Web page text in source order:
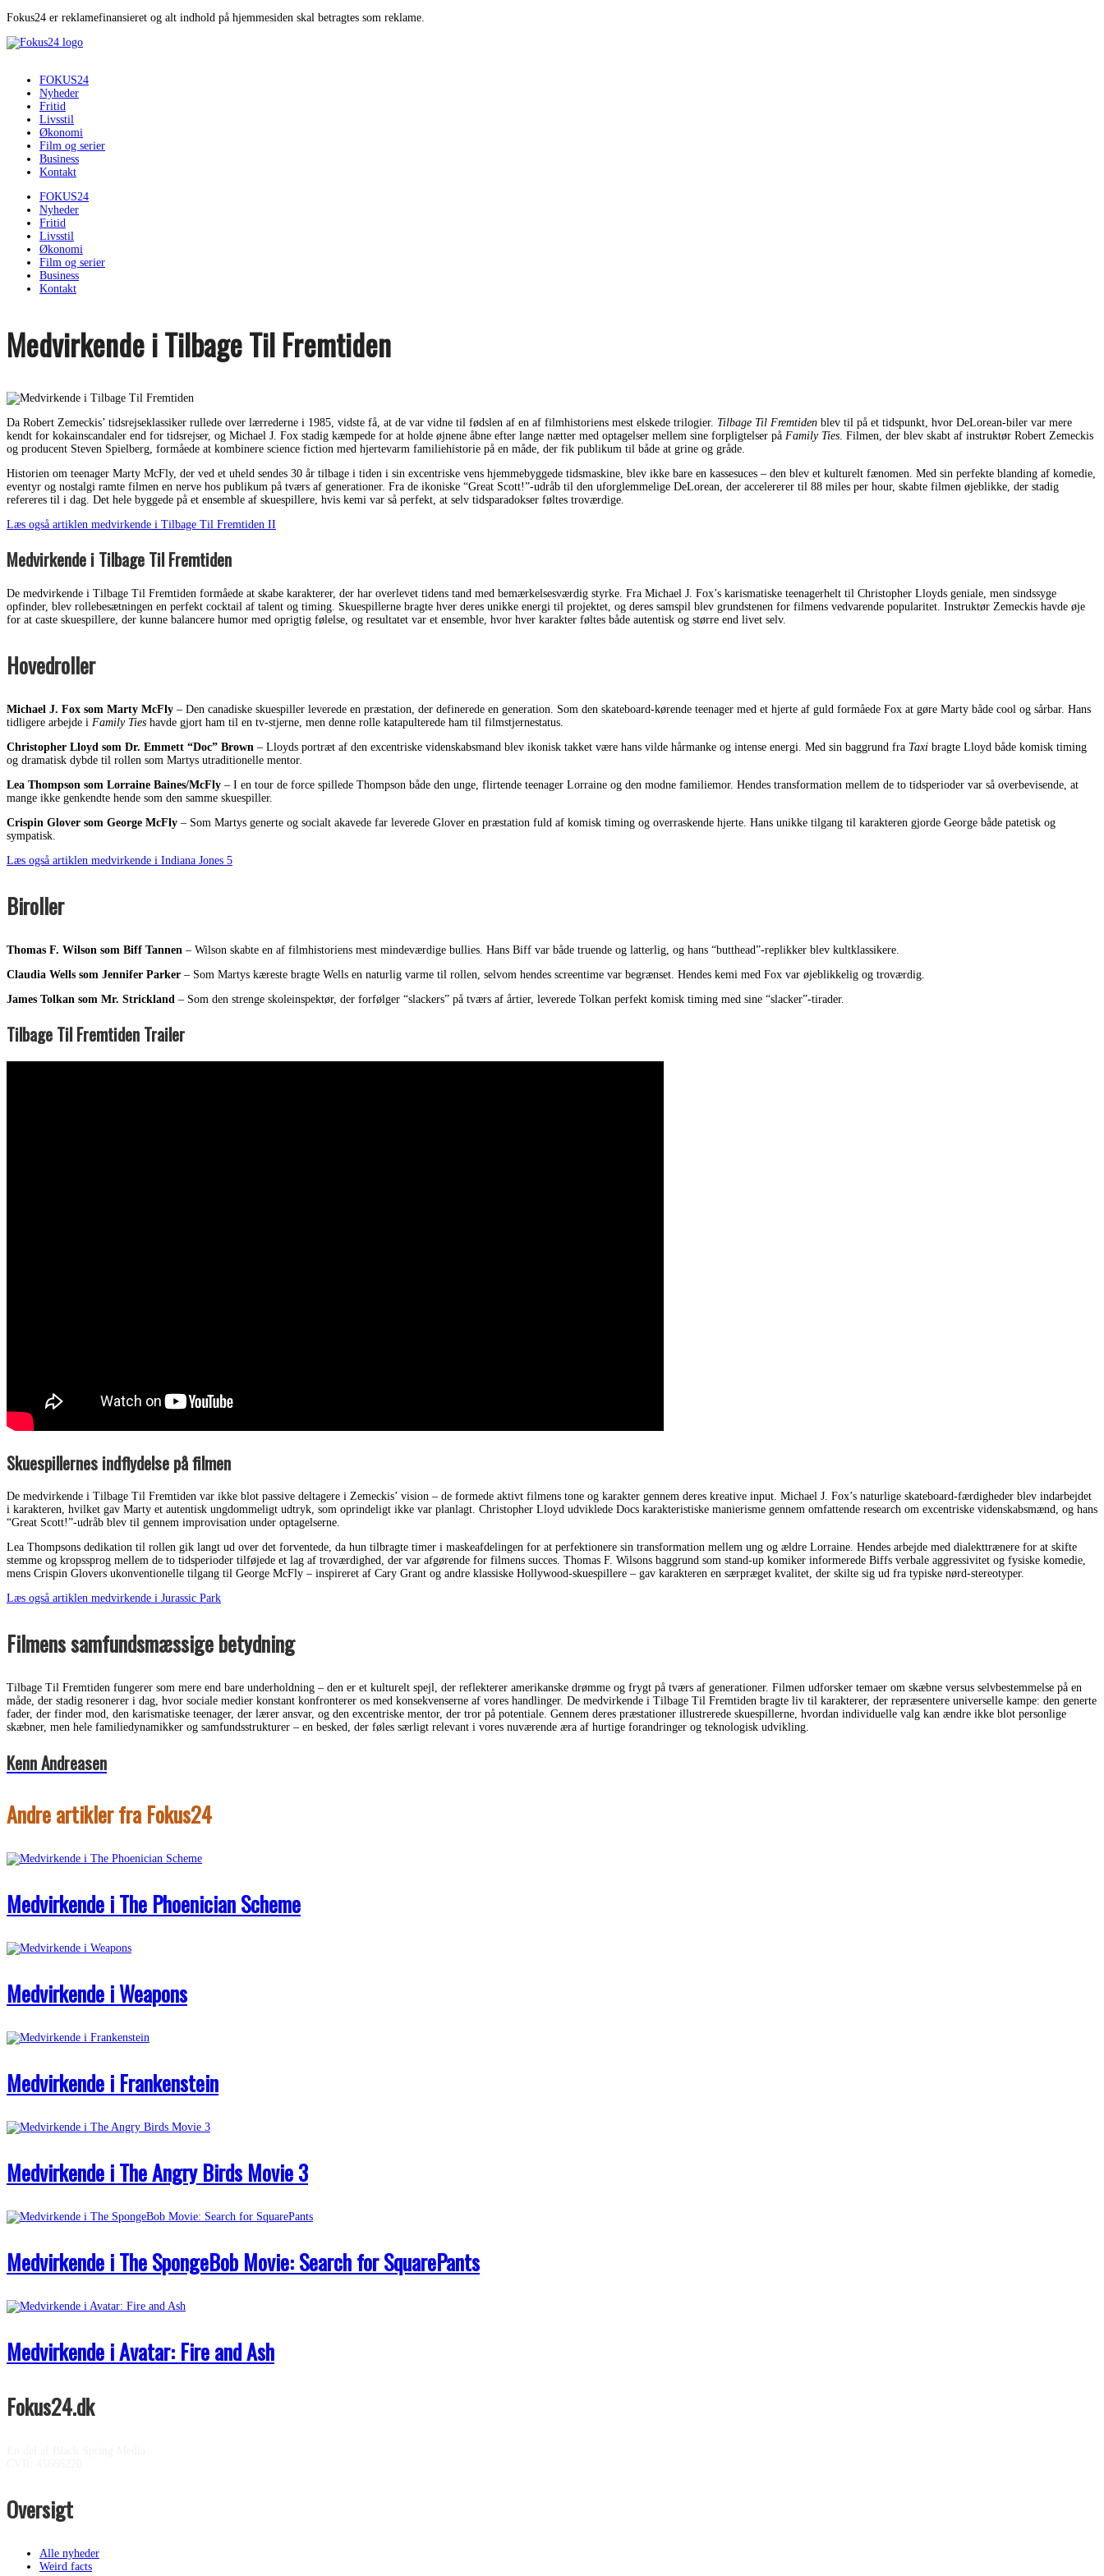
Fokus24 er reklamefinansieret og alt indhold på hjemmesiden skal betragtes som reklame.
FOKUS24
Nyheder
Fritid
Livsstil
Økonomi
Film og serier
Business
Kontakt
FOKUS24
Nyheder
Fritid
Livsstil
Økonomi
Film og serier
Business
Kontakt
Medvirkende i Tilbage Til Fremtiden
Da Robert Zemeckis’ tidsrejseklassiker rullede over lærrederne i 1985, vidste få, at de var vidne til fødslen af en af filmhistoriens mest elskede trilogier. Tilbage Til Fremtiden blev til på et tidspunkt, hvor DeLorean-biler var mere
kendt for kokainscandaler end for tidsrejser, og Michael J. Fox stadig kæmpede for at holde øjnene åbne efter lange nætter med optagelser mellem sine forpligtelser på Family Ties . Filmen, der blev skabt af instruktør Robert Zemeckis
og producent Steven Spielberg, formåede at kombinere science fiction med hjertevarm familiehistorie på en måde, der fik publikum til både at grine og gråde.
Historien om teenager Marty McFly, der ved et uheld sendes 30 år tilbage i tiden i sin excentriske vens hjemmebyggede tidsmaskine, blev ikke bare en kassesuces – den blev et kulturelt fænomen. Med sin perfekte blanding af komedie,
eventyr og nostalgi ramte filmen en nerve hos publikum på tværs af generationer. Fra de ikoniske “Great Scott!”-udråb til den uforglemmelige DeLorean, der accelererer til 88 miles per hour, skabte filmen øjeblikke, der stadig
refereres til i dag. Det hele byggede på et ensemble af skuespillere, hvis kemi var så perfekt, at selv tidsparadokser føltes troværdige.
Læs også artiklen medvirkende i Tilbage Til Fremtiden II
Medvirkende i Tilbage Til Fremtiden
De medvirkende i Tilbage Til Fremtiden formåede at skabe karakterer, der har overlevet tidens tand med bemærkelsesværdig styrke. Fra Michael J. Fox’s karismatiske teenagerhelt til Christopher Lloyds geniale, men sindssyge
opfinder, blev rollebesætningen en perfekt cocktail af talent og timing. Skuespillerne bragte hver deres unikke energi til projektet, og deres samspil blev grundstenen for filmens vedvarende popularitet. Instruktør Zemeckis havde øje
for at caste skuespillere, der kunne balancere humor med oprigtig følelse, og resultatet var et ensemble, hvor hver karakter føltes både autentisk og større end livet selv.
Hovedroller
Michael J. Fox som Marty McFly – Den canadiske skuespiller leverede en præstation, der definerede en generation. Som den skateboard-kørende teenager med et hjerte af guld formåede Fox at gøre Marty både cool og sårbar. Hans
tidligere arbejde i Family Ties havde gjort ham til en tv-stjerne, men denne rolle katapulterede ham til filmstjernestatus.
Christopher Lloyd som Dr. Emmett “Doc” Brown – Lloyds portræt af den excentriske videnskabsmand blev ikonisk takket være hans vilde hårmanke og intense energi. Med sin baggrund fra Taxi bragte Lloyd både komisk timing
og dramatisk dybde til rollen som Martys utraditionelle mentor.
Lea Thompson som Lorraine Baines/McFly – I en tour de force spillede Thompson både den unge, flirtende teenager Lorraine og den modne familiemor. Hendes transformation mellem de to tidsperioder var så overbevisende, at
mange ikke genkendte hende som den samme skuespiller.
Crispin Glover som George McFly – Som Martys generte og socialt akavede far leverede Glover en præstation fuld af komisk timing og overraskende hjerte. Hans unikke tilgang til karakteren gjorde George både patetisk og
sympatisk.
Læs også artiklen medvirkende i Indiana Jones 5
Biroller
Thomas F. Wilson som Biff Tannen – Wilson skabte en af filmhistoriens mest mindeværdige bullies. Hans Biff var både truende og latterlig, og hans “butthead”-replikker blev kultklassikere.
Claudia Wells som Jennifer Parker – Som Martys kæreste bragte Wells en naturlig varme til rollen, selvom hendes screentime var begrænset. Hendes kemi med Fox var øjeblikkelig og troværdig.
James Tolkan som Mr. Strickland – Som den strenge skoleinspektør, der forfølger “slackers” på tværs af årtier, leverede Tolkan perfekt komisk timing med sine “slacker”-tirader.
Tilbage Til Fremtiden Trailer
Skuespillernes indflydelse på filmen
De medvirkende i Tilbage Til Fremtiden var ikke blot passive deltagere i Zemeckis’ vision – de formede aktivt filmens tone og karakter gennem deres kreative input. Michael J. Fox’s naturlige skateboard-færdigheder blev indarbejdet
i karakteren, hvilket gav Marty et autentisk ungdommeligt udtryk, som oprindeligt ikke var planlagt. Christopher Lloyd udviklede Docs karakteristiske manierisme gennem omfattende research om excentriske videnskabsmænd, og hans
“Great Scott!”-udråb blev til gennem improvisation under optagelserne.
Lea Thompsons dedikation til rollen gik langt ud over det forventede, da hun tilbragte timer i maskeafdelingen for at perfektionere sin transformation mellem ung og ældre Lorraine. Hendes arbejde med dialekttrænere for at skifte
stemme og kropssprog mellem de to tidsperioder tilføjede et lag af troværdighed, der var afgørende for filmens succes. Thomas F. Wilsons baggrund som stand-up komiker informerede Biffs verbale aggressivitet og fysiske komedie,
mens Crispin Glovers ukonventionelle tilgang til George McFly – inspireret af Cary Grant og andre klassiske Hollywood-skuespillere – gav karakteren en særpræget kvalitet, der skilte sig ud fra typiske nørd-stereotyper.
Læs også artiklen medvirkende i Jurassic Park
Filmens samfundsmæssige betydning
Tilbage Til Fremtiden fungerer som mere end bare underholdning – den er et kulturelt spejl, der reflekterer amerikanske drømme og frygt på tværs af generationer. Filmen udforsker temaer om skæbne versus selvbestemmelse på en
måde, der stadig resonerer i dag, hvor sociale medier konstant konfronterer os med konsekvenserne af vores handlinger. De medvirkende i Tilbage Til Fremtiden bragte liv til karakterer, der repræsentere universelle kampe: den generte
fader, der finder mod, den karismatiske teenager, der lærer ansvar, og den excentriske mentor, der tror på potentiale. Gennem deres præstationer illustrerede skuespillerne, hvordan individuelle valg kan ændre ikke blot personlige
skæbner, men hele familiedynamikker og samfundsstrukturer – en besked, der føles særligt relevant i vores nuværende æra af hurtige forandringer og teknologisk udvikling.
Kenn Andreasen
Andre artikler fra Fokus24
Medvirkende i The Phoenician Scheme
Medvirkende i Weapons
Medvirkende i Frankenstein
Medvirkende i The Angry Birds Movie 3
Medvirkende i The SpongeBob Movie: Search for SquarePants
Medvirkende i Avatar: Fire and Ash
Fokus24.dk
Oversigt
Alle nyheder
Weird facts